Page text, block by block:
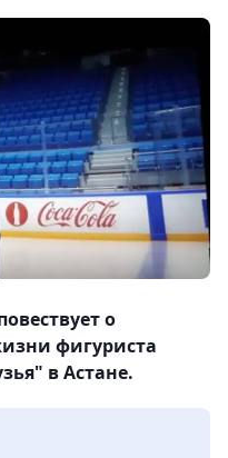
о
фигуриста
в Астане.